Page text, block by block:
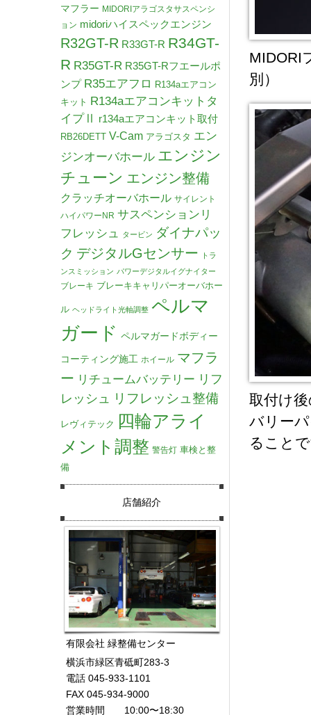
MIDORI
別）
取付け
バリー
ること
マフラー MIDORIアラゴスタサスペンシ
ョン midoriハイスペックエンジン
R32GT-R R33GT-R R34GT-
R R35GT-R R35GT-Rフエールポ
ンプ R35エアフロ R134aエアコン
キット R134aエアコンキットタ
イプⅡ
r134aエアコンキット取付
RB26DETT V-Cam アラゴスタ エン
ジンオーバホール エンジン
チューン エンジン整備
クラッチオーバホール サイレント
ハイパワーNR サスペンションリ
フレッシュ
タービン ダイナパッ
ク デジタルGセンサー
トラ
ンスミッション パワーデジタルイグナイター
ブレーキ ブレーキキャリパーオーバホー
ル ヘッドライト光軸調整 ペルマ
ガード ペルマガードボディー
コーティング施工 ホイール マフラ
ー リチュームバッテリー リフ
レッシュ
リフレッシュ整備
レヴィテック 四輪アライ
メント調整 警告灯 車検と整
備
店舗紹介
有限会社 緑整備センター
横浜市緑区青砥町283-3
電話 045-933-1101
FAX 045-934-9000
営業時間 10:00〜18:30